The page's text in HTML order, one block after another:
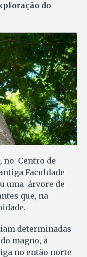
do
no Centro de
Faculdade
uma árvore de
que, na
determinadas
magno, a
no então norte